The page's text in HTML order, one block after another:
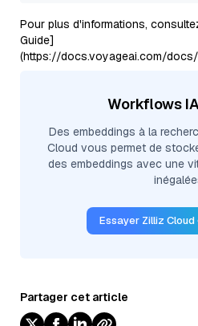
Pour plus d'informations,
Guide]
(https://docs.voyageai.com/
Workflows
Des embeddings à la
Cloud vous permet de
des embeddings avec une
Essayer Zilliz
Partager cet article